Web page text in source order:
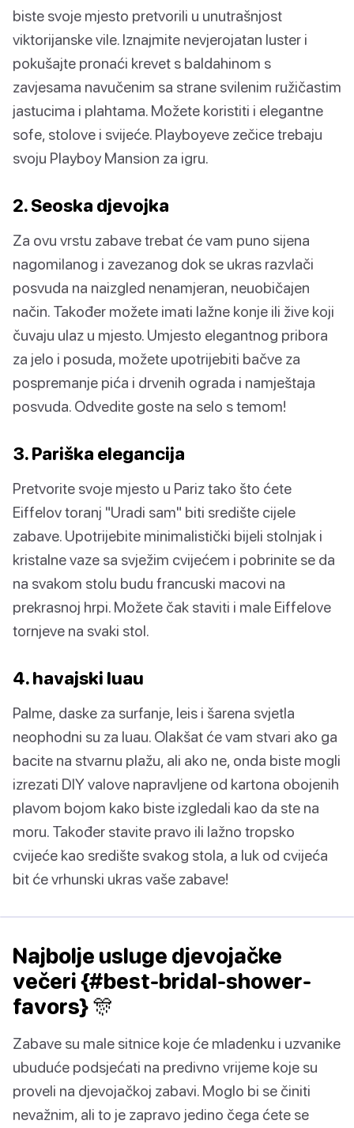
biste svoje mjesto pretvorili u unutrašnjost
viktorijanske vile. Iznajmite nevjerojatan luster i
pokušajte pronaći krevet s baldahinom s
zavjesama navučenim sa strane svilenim ružičastim
jastucima i plahtama. Možete koristiti i elegantne
sofe, stolove i svijeće. Playboyeve zečice trebaju
svoju Playboy Mansion za igru.
2. Seoska djevojka
Za ovu vrstu zabave trebat će vam puno sijena
nagomilanog i zavezanog dok se ukras razvlači
posvuda na naizgled nenamjeran, neuobičajen
način. Također možete imati lažne konje ili žive koji
čuvaju ulaz u mjesto. Umjesto elegantnog pribora
za jelo i posuda, možete upotrijebiti bačve za
pospremanje pića i drvenih ograda i namještaja
posvuda. Odvedite goste na selo s temom!
3. Pariška elegancija
Pretvorite svoje mjesto u Pariz tako što ćete
Eiffelov toranj "Uradi sam" biti središte cijele
zabave. Upotrijebite minimalistički bijeli stolnjak i
kristalne vaze sa svježim cvijećem i pobrinite se da
na svakom stolu budu francuski macovi na
prekrasnoj hrpi. Možete čak staviti i male Eiffelove
tornjeve na svaki stol.
4. havajski luau
Palme, daske za surfanje, leis i šarena svjetla
neophodni su za luau. Olakšat će vam stvari ako ga
bacite na stvarnu plažu, ali ako ne, onda biste mogli
izrezati DIY valove napravljene od kartona obojenih
plavom bojom kako biste izgledali kao da ste na
moru. Također stavite pravo ili lažno tropsko
cvijeće kao središte svakog stola, a luk od cvijeća
bit će vrhunski ukras vaše zabave!
Najbolje usluge djevojačke
večeri {#best-bridal-shower-
favors} 🎊
Zabave su male sitnice koje će mladenku i uzvanike
ubuduće podsjećati na predivno vrijeme koje su
proveli na djevojačkoj zabavi. Moglo bi se činiti
nevažnim, ali to je zapravo jedino čega ćete se